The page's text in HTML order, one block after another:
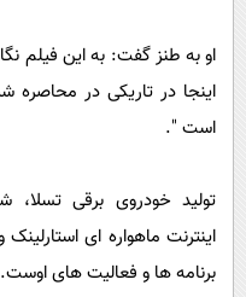
او به طنز گفت:‌ به این فیلم
اینجا در تاریکی در
است ".
تولید خودروی برقی
اینترنت ماهواره ای
برنامه ها و فعالیت های اوست.